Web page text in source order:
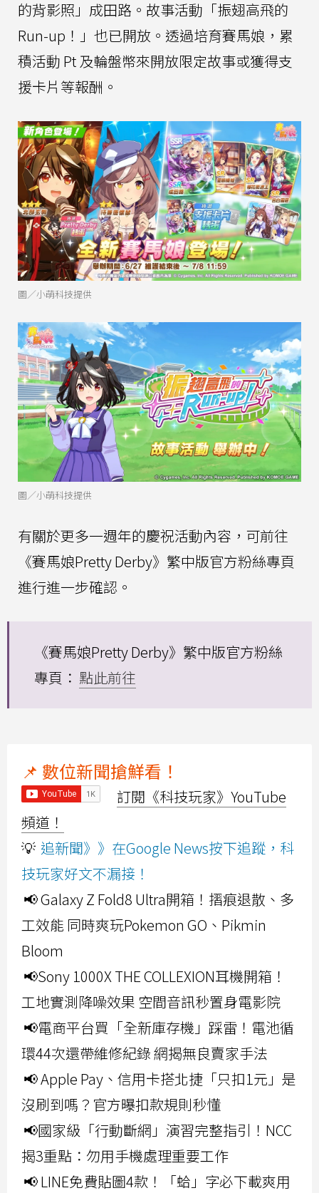
的背影照」成田路。故事活動「振翅高飛的
Run-up！」也已開放。透過培育賽馬娘，累
積活動 Pt 及輪盤幣來開放限定故事或獲得支
援卡片等報酬。
圖／小萌科技提供
圖／小萌科技提供
有關於更多一週年的慶祝活動內容，可前往
《賽馬娘Pretty Derby》繁中版官方粉絲專頁
進行進一步確認。
《賽馬娘Pretty Derby》繁中版官方粉絲
專頁： 點此前往
📌 數位新聞搶鮮看！
訂閱《科技玩家》YouTube
頻道！
💡 追新聞》》在Google News按下追蹤，科
技玩家好文不漏接！
📢 Galaxy Z Fold8 Ultra開箱！摺痕退散、多
工效能 同時爽玩Pokemon GO、Pikmin
Bloom
📢Sony 1000X THE COLLEXION耳機開箱！
工地實測降噪效果 空間音訊秒置身電影院
📢電商平台買「全新庫存機」踩雷！電池循
環44次還帶維修紀錄 網揭無良賣家手法
📢 Apple Pay、信用卡搭北捷「只扣1元」是
沒刷到嗎？官方曝扣款規則秒懂
📢國家級「行動斷網」演習完整指引！NCC
揭3重點：勿用手機處理重要工作
📢 LINE免費貼圖4款！「蛤」字必下載爽用